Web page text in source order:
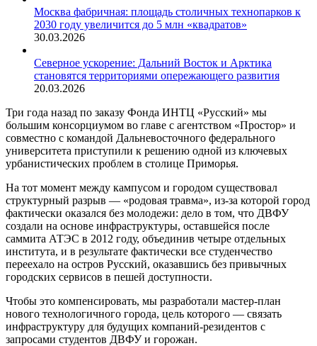
Москва фабричная: площадь столичных технопарков к
2030 году увеличится до 5 млн «квадратов»
30.03.2026
Северное ускорение: Дальний Восток и Арктика
становятся территориями опережающего развития
20.03.2026
Три года назад по заказу Фонда ИНТЦ «Русский» мы
большим консорциумом во главе с агентством «Простор» и
совместно с командой Дальневосточного федерального
университета приступили к решению одной из ключевых
урбанистических проблем в столице Приморья.
На тот момент между кампусом и городом существовал
структурный разрыв — «родовая травма», из-за которой город
фактически оказался без молодежи: дело в том, что ДВФУ
создали на основе инфраструктуры, оставшейся после
саммита АТЭС в 2012 году, объединив четыре отдельных
института, и в результате фактически все студенчество
переехало на остров Русский, оказавшись без привычных
городских сервисов в пешей доступности.
Чтобы это компенсировать, мы разработали мастер-план
нового технологичного города, цель которого — связать
инфраструктуру для будущих компаний-резидентов с
запросами студентов ДВФУ и горожан.